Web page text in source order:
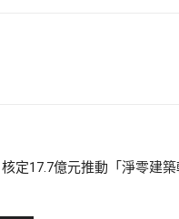
定17.7億元推動「淨零建築